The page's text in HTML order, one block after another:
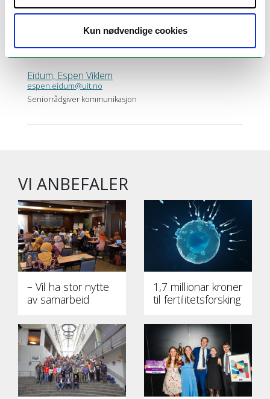
Kun nødvendige cookies
Eidum, Espen Viklem
espen.eidum@uit.no
Seniorrådgiver kommunikasjon
VI ANBEFALER
– Vil ha stor nytte
av samarbeid
1,7 millionar kroner
til fertilitetsforsking